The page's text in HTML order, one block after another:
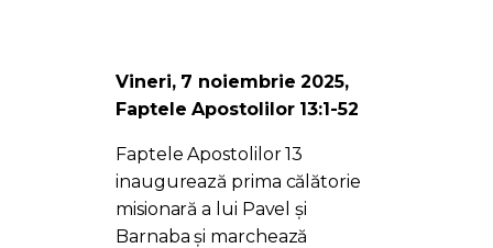
LOGIN MEMBER
PORTAL
Vineri, 7 noiembrie 2025,
Faptele Apostolilor 13:1-52
Faptele Apostolilor 13
inaugurează prima călătorie
misionară a lui Pavel și
Barnaba și marchează